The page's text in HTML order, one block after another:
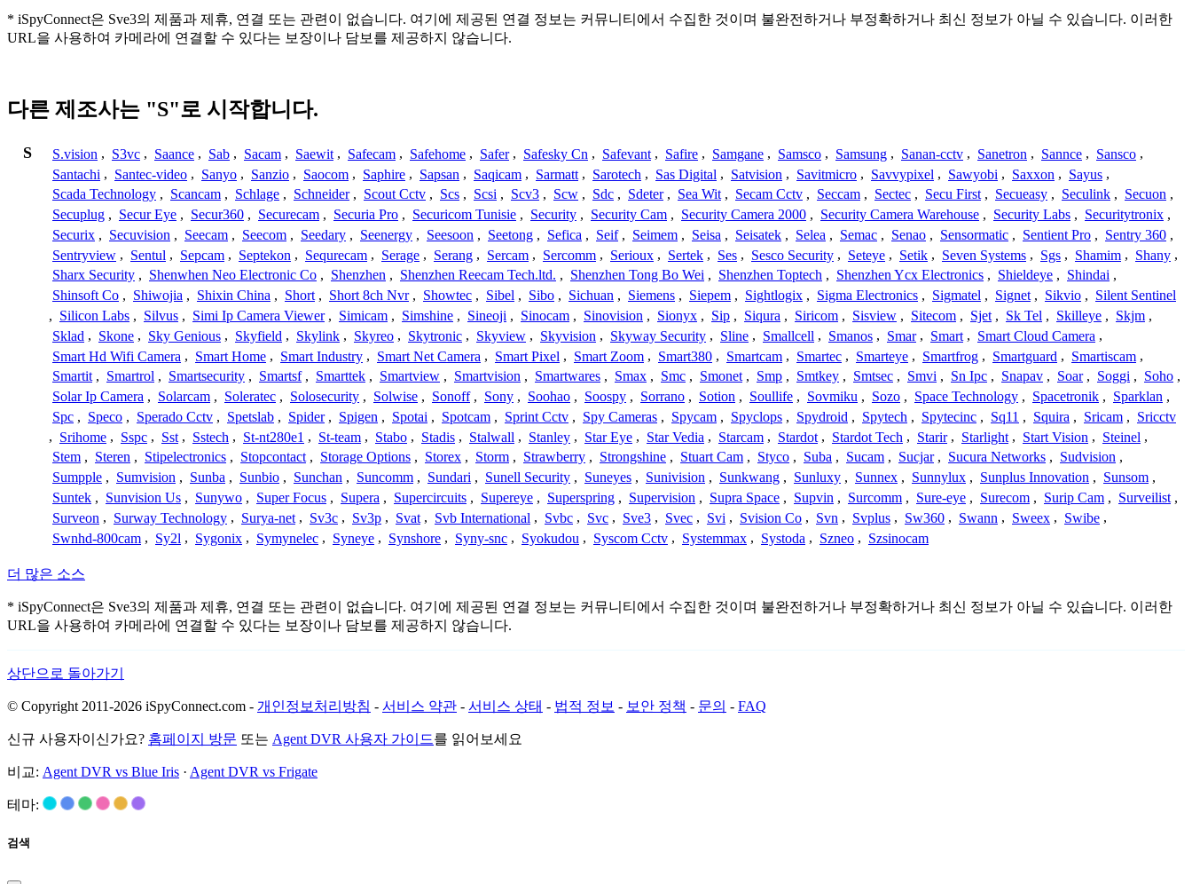
* iSpyConnect은 Sve3의 제품과 제휴, 연결 또는 관련이 없습니다. 여기에 제공된 연결 정보는 커뮤니티에서 수집한 것이며 불완전하거나 부정확하거나 최신 정보가 아닐 수 있습니다. 이러한
URL을 사용하여 카메라에 연결할 수 있다는 보장이나 담보를 제공하지 않습니다.
다른 제조사는 "S"로 시작합니다.
S S.vision , S3vc , Saance , Sab , Sacam , Saewit , Safecam , Safehome , Safer , Safesky Cn , Safevant , Safire , Samgane , Samsco , Samsung , Sanan-cctv , Sanetron , Sannce , Sansco ,
Santachi , Santec-video , Sanyo , Sanzio , Saocom , Saphire , Sapsan , Saqicam , Sarmatt , Sarotech , Sas Digital , Satvision , Savitmicro , Savvypixel , Sawyobi , Saxxon , Sayus ,
Scada Technology , Scancam , Schlage , Schneider , Scout Cctv , Scs , Scsi , Scv3 , Scw , Sdc , Sdeter , Sea Wit , Secam Cctv , Seccam , Sectec , Secu First , Secueasy , Seculink , Secuon ,
Secuplug , Secur Eye , Secur360 , Securecam , Securia Pro , Securicom Tunisie , Security , Security Cam , Security Camera 2000 , Security Camera Warehouse , Security Labs , Securitytronix ,
Securix , Secuvision , Seecam , Seecom , Seedary , Seenergy , Seesoon , Seetong , Sefica , Seif , Seimem , Seisa , Seisatek , Selea , Semac , Senao , Sensormatic , Sentient Pro , Sentry 360 ,
Sentryview , Sentul , Sepcam , Septekon , Sequrecam , Serage , Serang , Sercam , Sercomm , Serioux , Sertek , Ses , Sesco Security , Seteye , Setik , Seven Systems , Sgs , Shamim , Shany ,
Sharx Security , Shenwhen Neo Electronic Co , Shenzhen , Shenzhen Reecam Tech.ltd. , Shenzhen Tong Bo Wei , Shenzhen Toptech , Shenzhen Ycx Electronics , Shieldeye , Shindai ,
Shinsoft Co , Shiwojia , Shixin China , Short , Short 8ch Nvr , Showtec , Sibel , Sibo , Sichuan , Siemens , Siepem , Sightlogix , Sigma Electronics , Sigmatel , Signet , Sikvio , Silent Sentinel
, Silicon Labs , Silvus , Simi Ip Camera Viewer , Simicam , Simshine , Sineoji , Sinocam , Sinovision , Sionyx , Sip , Siqura , Siricom , Sisview , Sitecom , Sjet , Sk Tel , Skilleye , Skjm ,
Sklad , Skone , Sky Genious , Skyfield , Skylink , Skyreo , Skytronic , Skyview , Skyvision , Skyway Security , Sline , Smallcell , Smanos , Smar , Smart , Smart Cloud Camera ,
Smart Hd Wifi Camera , Smart Home , Smart Industry , Smart Net Camera , Smart Pixel , Smart Zoom , Smart380 , Smartcam , Smartec , Smarteye , Smartfrog , Smartguard , Smartiscam ,
Smartit , Smartrol , Smartsecurity , Smartsf , Smarttek , Smartview , Smartvision , Smartwares , Smax , Smc , Smonet , Smp , Smtkey , Smtsec , Smvi , Sn Ipc , Snapav , Soar , Soggi , Soho ,
Solar Ip Camera , Solarcam , Soleratec , Solosecurity , Solwise , Sonoff , Sony , Soohao , Soospy , Sorrano , Sotion , Soullife , Sovmiku , Sozo , Space Technology , Spacetronik , Sparklan ,
Spc , Speco , Sperado Cctv , Spetslab , Spider , Spigen , Spotai , Spotcam , Sprint Cctv , Spy Cameras , Spycam , Spyclops , Spydroid , Spytech , Spytecinc , Sq11 , Squira , Sricam , Sricctv
, Srihome , Sspc , Sst , Sstech , St-nt280e1 , St-team , Stabo , Stadis , Stalwall , Stanley , Star Eye , Star Vedia , Starcam , Stardot , Stardot Tech , Starir , Starlight , Start Vision , Steinel ,
Stem , Steren , Stipelectronics , Stopcontact , Storage Options , Storex , Storm , Strawberry , Strongshine , Stuart Cam , Styco , Suba , Sucam , Sucjar , Sucura Networks , Sudvision ,
Sumpple , Sumvision , Sunba , Sunbio , Sunchan , Suncomm , Sundari , Sunell Security , Suneyes , Sunivision , Sunkwang , Sunluxy , Sunnex , Sunnylux , Sunplus Innovation , Sunsom ,
Suntek , Sunvision Us , Sunywo , Super Focus , Supera , Supercircuits , Supereye , Superspring , Supervision , Supra Space , Supvin , Surcomm , Sure-eye , Surecom , Surip Cam , Surveilist ,
Surveon , Surway Technology , Surya-net , Sv3c , Sv3p , Svat , Svb International , Svbc , Svc , Sve3 , Svec , Svi , Svision Co , Svn , Svplus , Sw360 , Swann , Sweex , Swibe ,
Swnhd-800cam , Sy2l , Sygonix , Symynelec , Syneye , Synshore , Syny-snc , Syokudou , Syscom Cctv , Systemmax , Systoda , Szneo , Szsinocam
더 많은 소스
* iSpyConnect은 Sve3의 제품과 제휴, 연결 또는 관련이 없습니다. 여기에 제공된 연결 정보는 커뮤니티에서 수집한 것이며 불완전하거나 부정확하거나 최신 정보가 아닐 수 있습니다. 이러한
URL을 사용하여 카메라에 연결할 수 있다는 보장이나 담보를 제공하지 않습니다.
상단으로 돌아가기
© Copyright 2011-2026 iSpyConnect.com - 개인정보처리방침 - 서비스 약관 - 서비스 상태 - 법적 정보 - 보안 정책 - 문의 - FAQ
신규 사용자이신가요? 홈페이지 방문 또는 Agent DVR 사용자 가이드를 읽어보세요
비교: Agent DVR vs Blue Iris · Agent DVR vs Frigate
테마:
검색